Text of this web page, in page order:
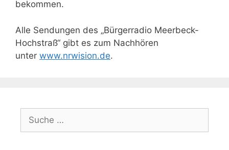
bekommen.
Alle Sendungen des „Bürgerradio Meerbeck-
Hochstraß“ gibt es zum Nachhören
unter www.nrwision.de.
nach: